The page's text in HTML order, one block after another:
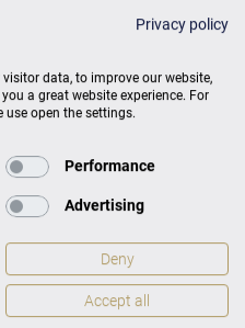
Privacy policy
data, to improve our website,
a great website experience. For
open the settings.
Performance
Advertising
Deny
Accept all